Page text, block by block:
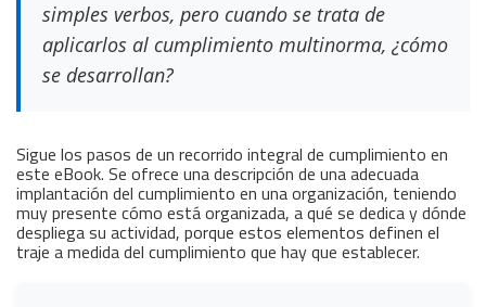
simples verbos, pero cuando se trata de
aplicarlos al cumplimiento multinorma, ¿cómo
se desarrollan?
Sigue los pasos de un recorrido integral de cumplimiento en
este eBook. Se ofrece una descripción de una adecuada
implantación del cumplimiento en una organización, teniendo
muy presente cómo está organizada, a qué se dedica y dónde
despliega su actividad, porque estos elementos definen el
traje a medida del cumplimiento que hay que establecer.